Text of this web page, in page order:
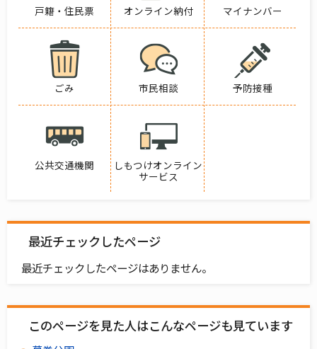
戸籍・住民票 オンライン納付 マイナンバー
ごみ 市民相談 予防接種
公共交通機関
しもつけオンライン
サービス
最近チェックしたページ
最近チェックしたページはありません。
このページを見た人はこんなページも見ています